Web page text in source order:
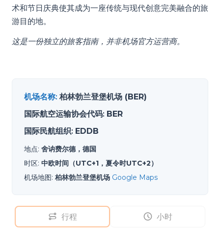
术和节日庆典使其成为一座传统与现代创意完美融合的旅
游目的地。
这是一份独立的旅客指南，并非机场官方运营商。
机场名称: 柏林勃兰登堡机场 (BER)
国际航空运输协会代码: BER
国际民航组织: EDDB
地点: 舍讷费尔德，德国
时区: 中欧时间（UTC+1，夏令时UTC+2）
机场地图: 柏林勃兰登堡机场 Google Maps